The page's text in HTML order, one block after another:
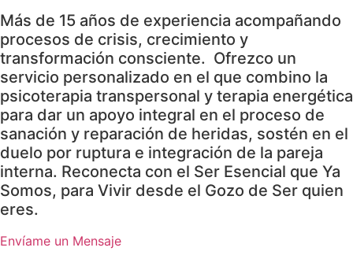
Más de 15 años de experiencia acompañando
procesos de crisis, crecimiento y
transformación consciente. Ofrezco un
servicio personalizado en el que combino la
psicoterapia transpersonal y terapia energética
para dar un apoyo integral en el proceso de
sanación y reparación de heridas, sostén en el
duelo por ruptura e integración de la pareja
interna. Reconecta con el Ser Esencial que Ya
Somos, para Vivir desde el Gozo de Ser quien
eres.
Envíame un Mensaje